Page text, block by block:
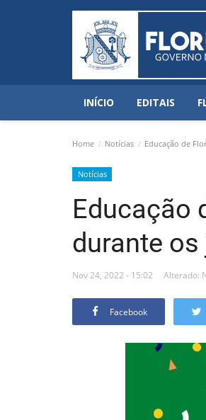
INÍCIO EDITAIS
Home Notícias Educação de
Notícias
Educação
durante
Nov 24, 2022 - 15:02 Alterado:
Facebook